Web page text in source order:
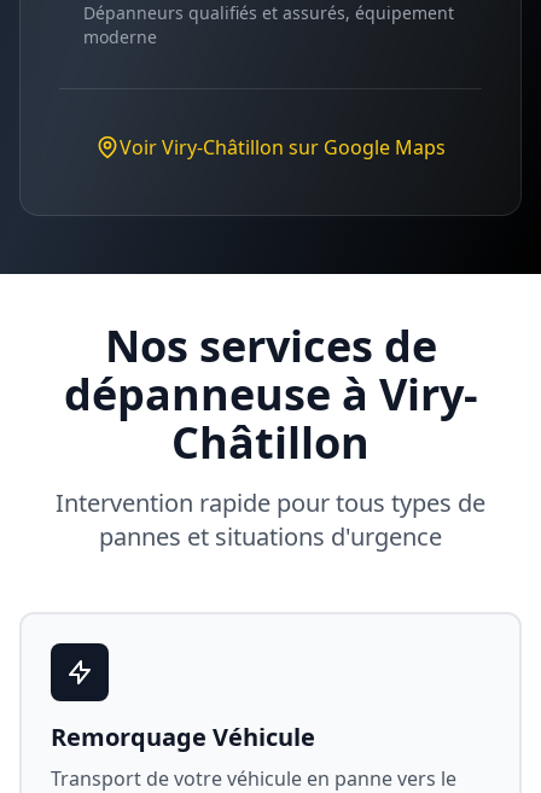
Dépanneurs qualifiés et assurés, équipement
moderne
VoirViry-Châtillon sur Google Maps
Nos services de
dépanneuse à Viry-
Châtillon
Intervention rapide pour tous types de
pannes et situations d'urgence
Remorquage Véhicule
Transport de votre véhicule en panne vers le